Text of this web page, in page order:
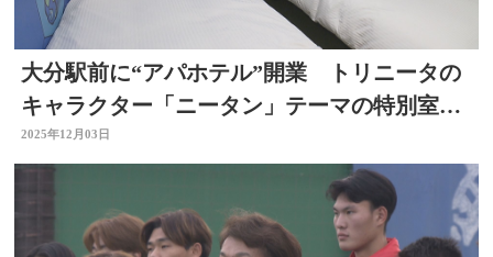
大分駅前に“アパホテル”開業 トリニータの
キャラクター「ニータン」テーマの特別室
も 屋上にはバーも
2025年12月03日